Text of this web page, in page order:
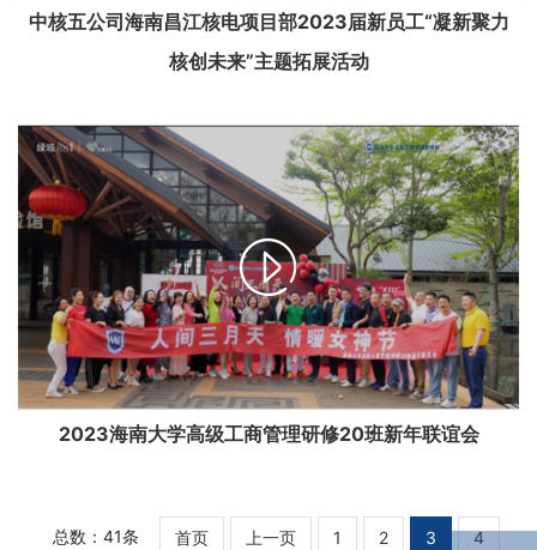
中核五公司海南昌江核电项目部2023届新员工“凝新聚力
核创未来”主题拓展活动

2023海南大学高级工商管理研修20班新年联谊会
总数：41条 首页 上一页 1 2 3 4